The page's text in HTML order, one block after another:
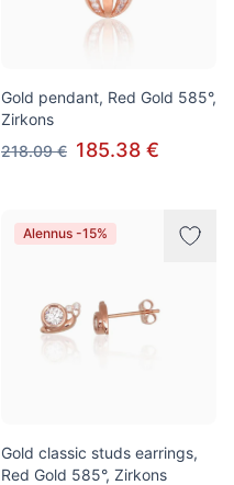
Gold pendant, Red Gold 585°,
Zirkons
218.09 € 185.38 €
Alennus -15%
Gold classic studs earrings,
Red Gold 585°, Zirkons